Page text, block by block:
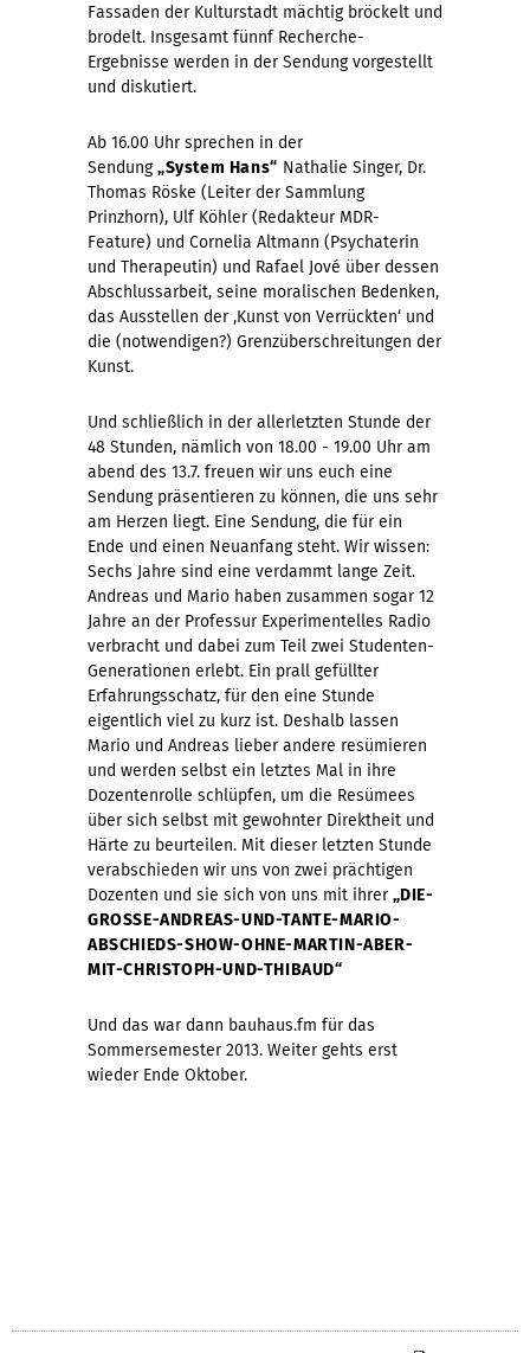
Fassaden der Kulturstadt mächtig bröckelt und
brodelt. Insgesamt fünnf Recherche-
Ergebnisse werden in der Sendung vorgestellt
und diskutiert.
Ab 16.00 Uhr sprechen in der
Sendung „System Hans“ Nathalie Singer, Dr.
Thomas Röske (Leiter der Sammlung
Prinzhorn), Ulf Köhler (Redakteur MDR-
Feature) und Cornelia Altmann (Psychaterin
und Therapeutin) und Rafael Jové über dessen
Abschlussarbeit, seine moralischen Bedenken,
das Ausstellen der ‚Kunst von Verrückten‘ und
die (notwendigen?) Grenzüberschreitungen der
Kunst.
Und schließlich in der allerletzten Stunde der
48 Stunden, nämlich von 18.00 - 19.00 Uhr am
abend des 13.7. freuen wir uns euch eine
Sendung präsentieren zu können, die uns sehr
am Herzen liegt. Eine Sendung, die für ein
Ende und einen Neuanfang steht. Wir wissen:
Sechs Jahre sind eine verdammt lange Zeit.
Andreas und Mario haben zusammen sogar 12
Jahre an der Professur Experimentelles Radio
verbracht und dabei zum Teil zwei Studenten-
Generationen erlebt. Ein prall gefüllter
Erfahrungsschatz, für den eine Stunde
eigentlich viel zu kurz ist. Deshalb lassen
Mario und Andreas lieber andere resümieren
und werden selbst ein letztes Mal in ihre
Dozentenrolle schlüpfen, um die Resümees
über sich selbst mit gewohnter Direktheit und
Härte zu beurteilen. Mit dieser letzten Stunde
verabschieden wir uns von zwei prächtigen
Dozenten und sie sich von uns mit ihrer „DIE-
GROSSE-ANDREAS-UND-TANTE-MARIO-
ABSCHIEDS-SHOW-OHNE-MARTIN-ABER-
MIT-CHRISTOPH-UND-THIBAUD“
Und das war dann bauhaus.fm für das
Sommersemester 2013. Weiter gehts erst
wieder Ende Oktober.